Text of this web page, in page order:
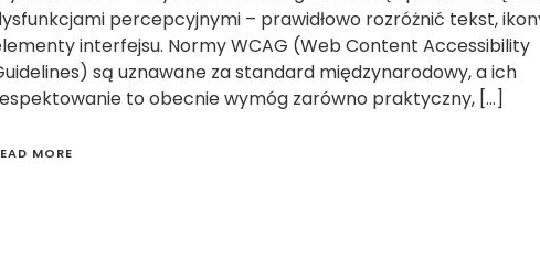
percepcyjnymi – prawidłowo rozróżnić tekst,
interfejsu. Normy WCAG (Web Content Accessibility
są uznawane za standard międzynarodowy, a ich
to obecnie wymóg zarówno praktyczny, […]
MORE